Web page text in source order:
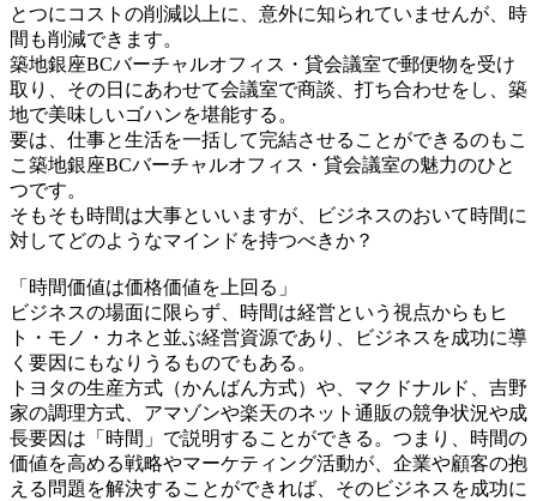
とつにコストの削減以上に、意外に知られていませんが、時
間も削減できます。
築地銀座BCバーチャルオフィス・貸会議室で郵便物を受け
取り、その日にあわせて会議室で商談、打ち合わせをし、築
地で美味しいゴハンを堪能する。
要は、仕事と生活を一括して完結させることができるのもこ
こ築地銀座BCバーチャルオフィス・貸会議室の魅力のひと
つです。
そもそも時間は大事といいますが、ビジネスのおいて時間に
対してどのようなマインドを持つべきか？
「時間価値は価格価値を上回る」
ビジネスの場面に限らず、時間は経営という視点からもヒ
ト・モノ・カネと並ぶ経営資源であり、ビジネスを成功に導
く要因にもなりうるものでもある。
トヨタの生産方式（かんばん方式）や、マクドナルド、吉野
家の調理方式、アマゾンや楽天のネット通販の競争状況や成
長要因は「時間」で説明することができる。つまり、時間の
価値を高める戦略やマーケティング活動が、企業や顧客の抱
える問題を解決することができれば、そのビジネスを成功に